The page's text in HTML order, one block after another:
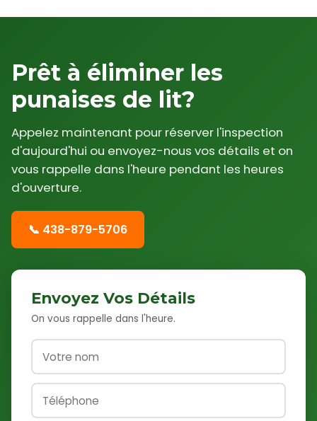
Prêt à éliminer les
punaises de lit?
Appelez maintenant pour réserver l'inspection
d'aujourd'hui ou envoyez-nous vos détails et on
vous rappelle dans l'heure pendant les heures
d'ouverture.
📞 438-879-5706
Envoyez Vos Détails
On vous rappelle dans l'heure.